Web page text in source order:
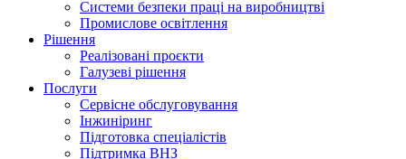
Системи безпеки праці на виробництві
Промислове освітлення
Рішення
Реалізовані проєкти
Галузеві рішення
Послуги
Сервісне обслуговування
Інжиніринг
Підготовка спеціалістів
Підтримка ВНЗ